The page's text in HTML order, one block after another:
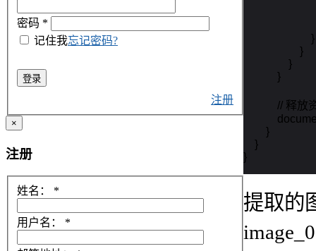
                        }
                    }
                }
            }
// 释
        }
    }
}
提取的
密码 *
记住我忘记密码?
登录
注册
×
注册
姓名： *
用户名： *